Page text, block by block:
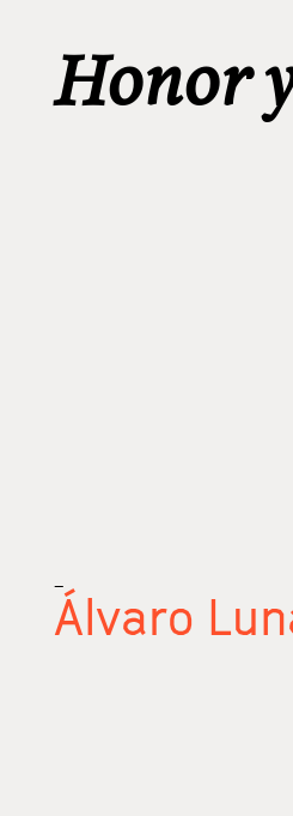
Honor
_
Álvaro